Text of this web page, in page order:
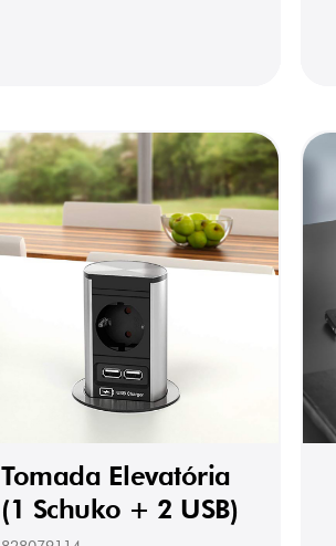
Tomada Elevatória
(1 Schuko + 2 USB)